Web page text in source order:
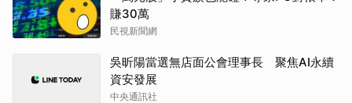
賺30萬
民視新聞網
吳昕陽當選無店面公會理事長 聚焦AI永續
資安發展
中央通訊社